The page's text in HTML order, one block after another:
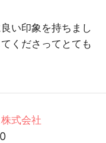
い印象を持ちまし
くださってとても
式会社